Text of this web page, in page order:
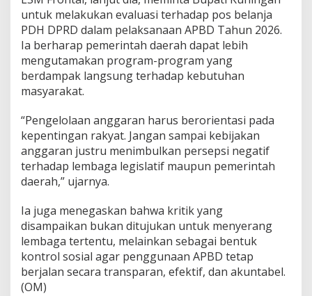
untuk melakukan evaluasi terhadap pos belanja
PDH DPRD dalam pelaksanaan APBD Tahun 2026.
Ia berharap pemerintah daerah dapat lebih
mengutamakan program-program yang
berdampak langsung terhadap kebutuhan
masyarakat.
“Pengelolaan anggaran harus berorientasi pada
kepentingan rakyat. Jangan sampai kebijakan
anggaran justru menimbulkan persepsi negatif
terhadap lembaga legislatif maupun pemerintah
daerah,” ujarnya.
Ia juga menegaskan bahwa kritik yang
disampaikan bukan ditujukan untuk menyerang
lembaga tertentu, melainkan sebagai bentuk
kontrol sosial agar penggunaan APBD tetap
berjalan secara transparan, efektif, dan akuntabel.
(OM)